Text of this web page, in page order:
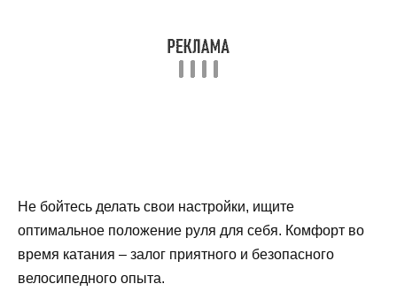
Не бойтесь делать свои настройки, ищите
оптимальное положение руля для себя. Комфорт во
время катания – залог приятного и безопасного
велосипедного опыта.